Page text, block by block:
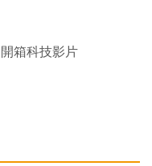
箱科技影片